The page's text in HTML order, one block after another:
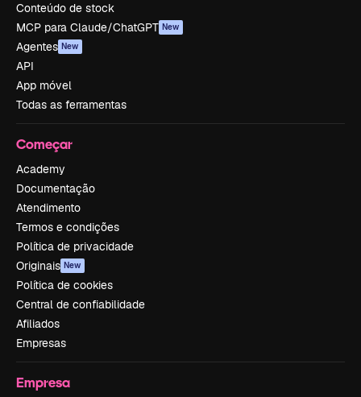
Conteúdo de stock
MCP para Claude/ChatGPT New
Agentes New
API
App móvel
Todas as ferramentas
Começar
Academy
Documentação
Atendimento
Termos e condições
Política de privacidade
Originais New
Política de cookies
Central de confiabilidade
Afiliados
Empresas
Empresa